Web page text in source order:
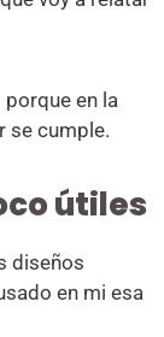
en la
se cumple.
útiles
diseños
en mi esa